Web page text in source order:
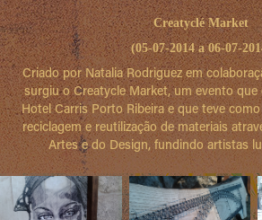
Creatyclé Market
(05-07-2014 a 06-07-
Criado por Natalia Rodriguez em
surgiu o Creatycle Market, um evento
Hotel Carris Porto Ribeira e que teve
reciclagem e reutilização de materiais
Artes e do Design, fundindo artistas